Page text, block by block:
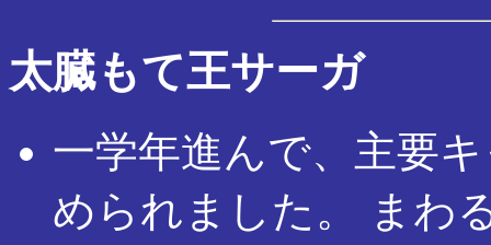
太臓もて王サーガ
一学年進んで、主要
められました。 まわ